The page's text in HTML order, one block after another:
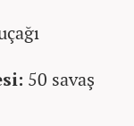
50 savaş